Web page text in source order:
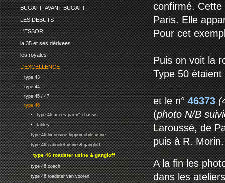
BUGATTI AVANT BUGATTI
LES DEBUTS
L'ESSOR
la 35 et ses dérivees
les royales
L'EXCELLENCE
type 43
type 44
type 45 / 47
type 46
•-- type 46 acces par n° chassis
•-- tables
type 46 limousine hippomobile usine
type 46 cabriolet usine & gangloff
type 46 roadster usine & gangloff
type 46 coach
type 46 roadster van vooren
confirmé.
Paris. Elle
Pour cet
Puis on voit la
Type 50
et le n°46373
(photo N/B
Laroussé, de
puis à R. Morin.
A la fin les
dans les